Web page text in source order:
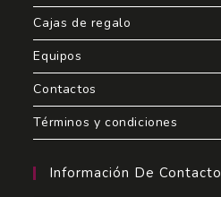
Cajas de regalo
Equipos
Contactos
Términos y condiciones
Información De Contacto